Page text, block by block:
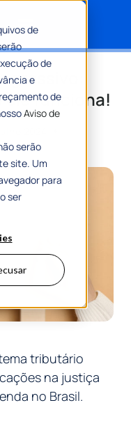
de
de
e
de
Aviso de
serão
site. Um
para
ser
ele funciona!
tributário
na justiça
no Brasil.